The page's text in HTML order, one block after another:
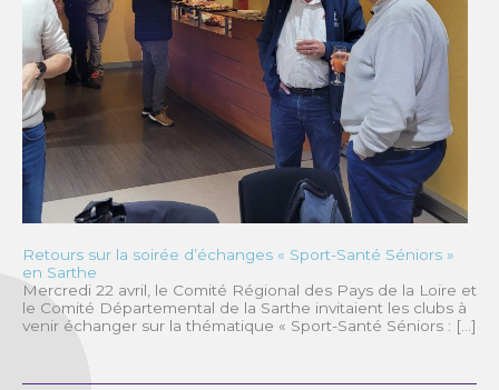
Retours sur la soirée d’échanges « Sport-Santé Séniors »
en Sarthe
Mercredi 22 avril, le Comité Régional des Pays de la Loire et
le Comité Départemental de la Sarthe invitaient les clubs à
venir échanger sur la thématique « Sport-Santé Séniors : […]